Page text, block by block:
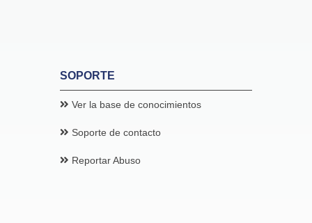
Google Education
SOPORTE
Ver la base de conocimientos
Soporte de contacto
Reportar Abuso